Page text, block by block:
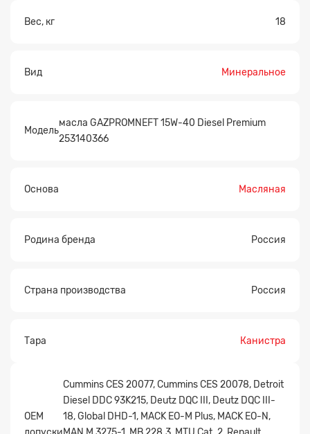
Вес, кг 18
Вид Минеральное
Модель
масла GAZPROMNEFT 15W-40 Diesel Premium
253140366
Основа Масляная
Родина бренда Россия
Страна производства Россия
Тара Канистра
OEM
Cummins CES 20077, Cummins CES 20078, Detroit
Diesel DDC 93K215, Deutz DQC III, Deutz DQC III-
18, Global DHD-1, MACK EO-M Plus, MACK EO-N,
Заявка на расчет